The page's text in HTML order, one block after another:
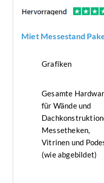
Miet Messestand
Grafiken
Gesamte
für Wände und
Messetheken,
Vitrinen und
(wie abgebildet)